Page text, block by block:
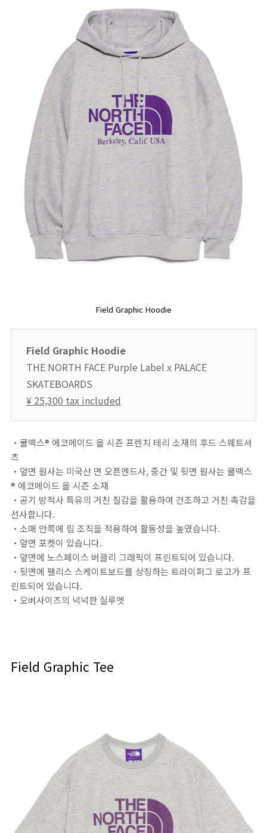
Field Graphic Hoodie
Field Graphic Hoodie
THE NORTH FACE Purple Label x PALACE
SKATEBOARDS
¥ 25,300 tax included
・쿨맥스® 에코메이드 올 시즌 프렌치 테리 소재의 후드 스웨트셔
츠
・앞면 원사는 미국산 면 오픈엔드사, 중간 및 뒷면 원사는 쿨맥스
® 에코메이드 올 시즌 소재
・공기 방적사 특유의 거친 질감을 활용하여 건조하고 거친 촉감을
선사합니다.
・소매 안쪽에 립 조직을 적용하여 활동성을 높였습니다.
・앞면 포켓이 있습니다.
・앞면에 노스페이스 버클리 그래픽이 프린트되어 있습니다.
・뒷면에 팰리스 스케이트보드를 상징하는 트라이퍼그 로고가 프
린트되어 있습니다.
・오버사이즈의 넉넉한 실루엣
Field Graphic Tee